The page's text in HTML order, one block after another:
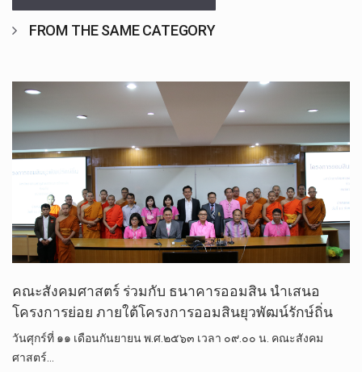
FROM THE SAME CATEGORY
คณะสังคม​ศาสตร์​ ร่วมกับ​ ธนาคาร​ออมสิน​ นำเสนอ
โครงการย่อย ภายใต้โครงการออมสินยุวพัฒน์รักษ์ถิ่น
วันศุกร์ที่ ๑๑ เดือน​กันยายน พ.ศ.๒๕๖๓ เวลา ๐๙.๐๐ น. คณะสังคม​
ศาสตร์​…